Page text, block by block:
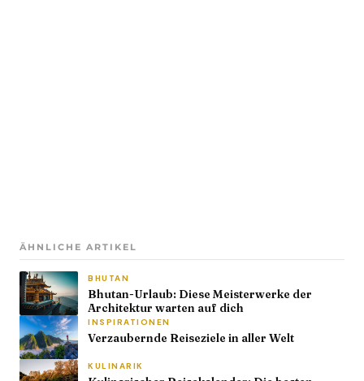
ÄHNLICHE ARTIKEL
BHUTAN
Bhutan-Urlaub: Diese Meisterwerke der
Architektur warten auf dich
INSPIRATIONEN
Verzaubernde Reiseziele in aller Welt
KULINARIK